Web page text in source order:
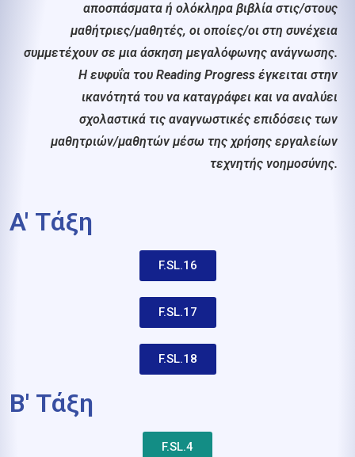
αποσπάσματα ή ολόκληρα βιβλία στις/στους
μαθήτριες/μαθητές, οι οποίες/οι στη συνέχεια
συμμετέχουν σε μια άσκηση μεγαλόφωνης ανάγνωσης.
Η ευφυΐα του Reading Progress έγκειται στην
ικανότητά του να καταγράφει και να αναλύει
σχολαστικά τις αναγνωστικές επιδόσεις των
μαθητριών/μαθητών μέσω της χρήσης εργαλείων
τεχνητής νοημοσύνης.
A' Τάξη
F.SL.16
F.SL.17
F.SL.18
B' Τάξη
F.SL.4